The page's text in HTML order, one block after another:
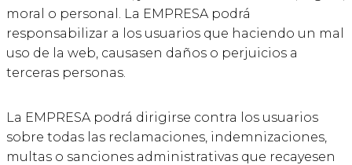
moral o personal. La EMPRESA podrá
responsabilizar a los usuarios que haciendo un mal
uso de la web, causasen daños o perjuicios a
terceras personas.
La EMPRESA podrá dirigirse contra los usuarios
sobre todas las reclamaciones, indemnizaciones,
multas o sanciones administrativas que recayesen